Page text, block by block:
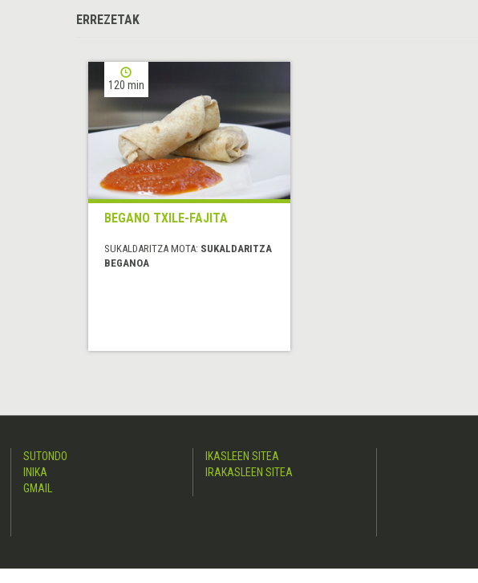
ERREZETAK
120 min
BEGANO TXILE-FAJITA
SUKALDARITZA MOTA: SUKALDARITZA
BEGANOA
SUTONDO
INIKA
GMAIL
IKASLEEN SITEA
IRAKASLEEN SITEA